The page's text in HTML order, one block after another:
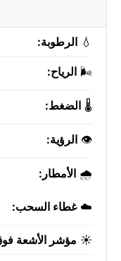
💧 الرطوبة:
🌬️ الرياح:
🌡️ الضغط:
👁️ الرؤية:
🌧️ الأمطار:
☁️غطاء السحب:
☀️ مؤشر الأشعة